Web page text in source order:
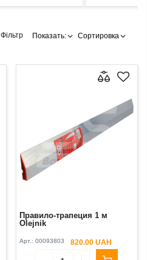
Фільтр Показать: Сортировка
Правило-трапеция 1 м
Olejnik
Арт.: 00093803 820.00 UAH